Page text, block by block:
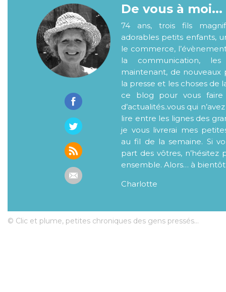
De vous à moi...
74 ans, trois fils
adorables petits enfants,
le commerce,
la communication,
maintenant, de nouveaux
la presse et les choses de
ce blog pour vous faire
d’actualités..vous qui
lire entre les lignes des
je vous livrerai mes
au fil de la semaine. Si
part des vôtres, n’hésitez
ensemble. Alors… à bientôt
Charlotte
© Clic et plume, petites chroniques des gens pressés...